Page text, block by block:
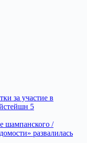
за участие в
5
шампанского /
развалилась